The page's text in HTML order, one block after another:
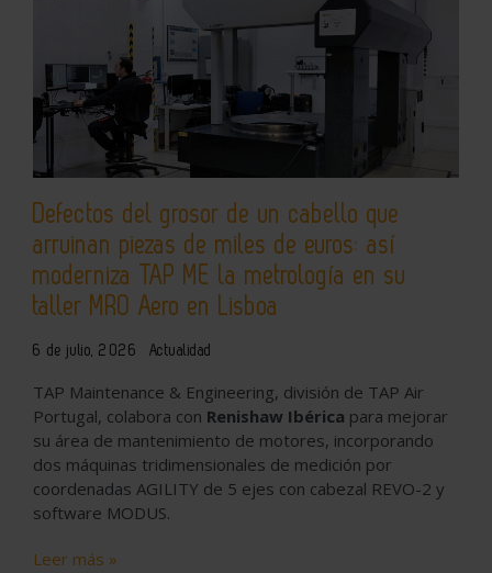
Defectos del grosor de un cabello que
arruinan piezas de miles de euros: así
moderniza TAP ME la metrología en su
taller MRO Aero en Lisboa
6 de julio, 2026 Actualidad
TAP Maintenance & Engineering, división de TAP Air
Portugal, colabora con Renishaw Ibérica para mejorar
su área de mantenimiento de motores, incorporando
dos máquinas tridimensionales de medición por
coordenadas AGILITY de 5 ejes con cabezal REVO-2 y
software MODUS.
Leer más »